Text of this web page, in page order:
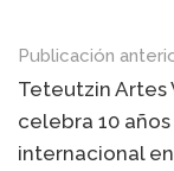
Post
Publicación
Teteutzin Artes
celebra 10
internacional en